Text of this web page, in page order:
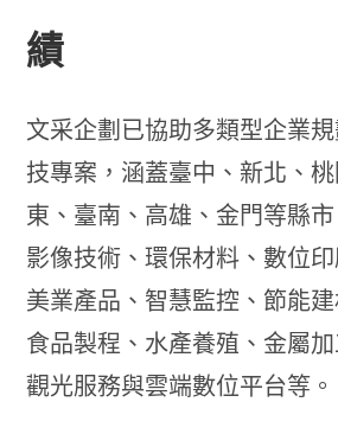
績
文采企劃已協助多類型企業
技專案，涵蓋臺中、新北、
東、臺南、高雄、金門等縣
影像技術、環保材料、數位
美業產品、智慧監控、節能
食品製程、水產養殖、金屬
觀光服務與雲端數位平台等。